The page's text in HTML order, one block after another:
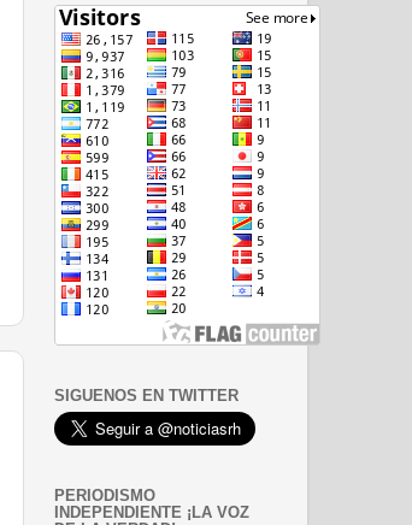
SIGUENOS EN TWITTER
PERIODISMO
INDEPENDIENTE ¡LA VOZ